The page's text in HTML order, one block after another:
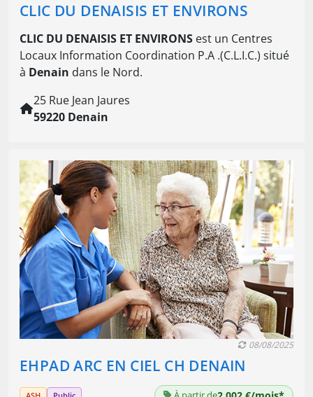
CLIC DU DENAISIS ET ENVIRONS
CLIC DU DENAISIS ET ENVIRONS est un Centres
Locaux Information Coordination P.A .(C.L.I.C.) situé
à Denain dans le Nord.
25 Rue Jean Jaures
59220 Denain
EHPAD ARC EN CIEL CH DENAIN
08/08/2025